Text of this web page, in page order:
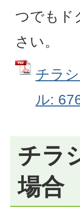
つでもド
さい。
チラ
ル:
チラ
場合